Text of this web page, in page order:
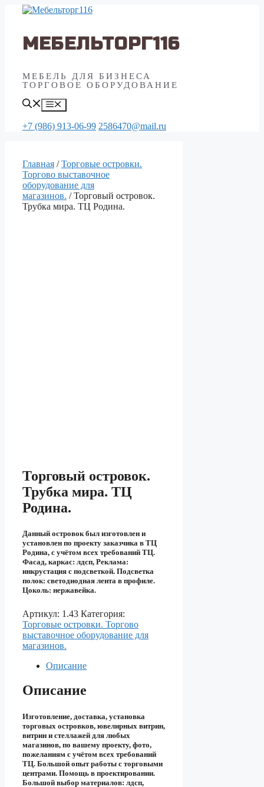
Перейти
МЕБЕЛЬТОРГ116
МЕБЕЛЬ ДЛЯ БИЗНЕСА
ТОРГОВОЕ ОБОРУДОВАНИЕ
Меню
+7 (986) 913-06-99 2586470@mail.ru
Главная /Торговые островки.
Торгово выставочное
оборудование для
магазинов. / Торговый островок.
Трубка мира. ТЦ Родина.
Торговый островок.
Трубка мира. ТЦ
Родина.
Данный островок был изготовлен и
установлен по проекту заказчика в ТЦ
Родина, с учётом всех требований ТЦ.
Фасад, каркас: лдсп, Реклама:
инкрустация с подсветкой. Подсветка
полок: светодиодная лента в профиле.
Цоколь: нержавейка.
Артикул: 1.43 Категория:
Торговые островки. Торгово
выставочное оборудование для
магазинов.
Описание
Описание
Изготовление, доставка, установка
торговых островков, ювелирных витрин,
витрин и стеллажей для любых
магазинов, по вашему проекту, фото,
пожеланиям с учётом всех требований
ТЦ. Большой опыт работы с торговыми
центрами. Помощь в проектировании.
Большой выбор материалов: лдсп,